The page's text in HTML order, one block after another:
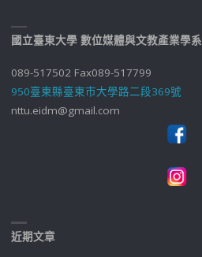
國立臺東大學 數位媒體與文教產業學系
089-517502 Fax089-517799
950臺東縣臺東市大學路二段369號
nttu.eidm@gmail.com
近期文章